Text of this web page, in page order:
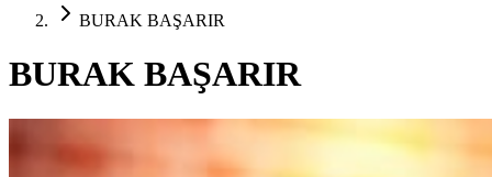
BURAK BAŞARIR
BURAK BAŞARIR